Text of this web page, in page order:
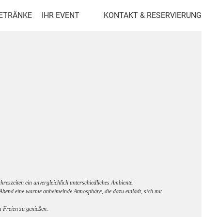
KONTAKT & RESERVIERUNG
IHR EVENT
ein unvergleichlich unterschiedliches Ambiente.
eine warme anheimelnde Atmosphäre, die dazu einlädt, sich mit
Freien zu genießen.